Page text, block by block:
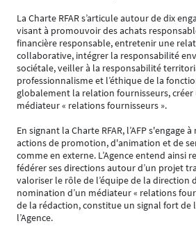
La Charte RFAR s’articule autour de dix
visant à promouvoir des achats
financière responsable, entretenir une
collaborative, intégrer la responsabilité
sociétale, veiller à la responsabilité
professionnalisme et l’éthique de la
globalement la relation fournisseurs,
médiateur « relations fournisseurs ».
En signant la Charte RFAR, l’AFP s'engage
actions de promotion, d'animation et de
comme en externe. L’Agence entend ainsi
fédérer ses directions autour d’un projet
valoriser le rôle de l’équipe de la direction
nomination d’un médiateur « relations
de la rédaction, constitue un signal fort de
l’Agence.